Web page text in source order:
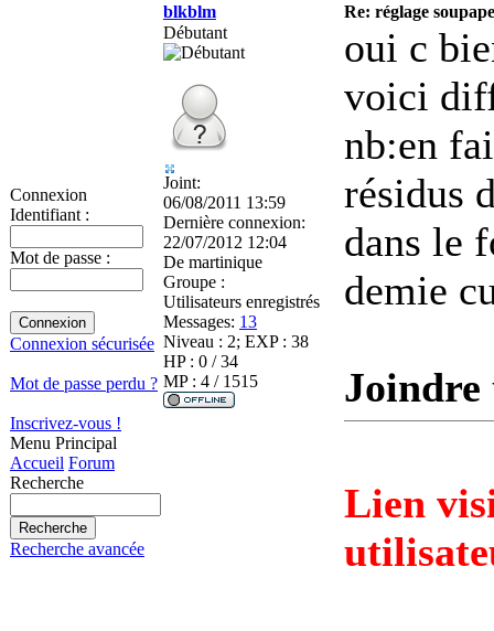
Connexion
Identifiant :
Mot de passe :
Connexion sécurisée
Mot de passe perdu ?
Inscrivez-vous !
Menu Principal
Accueil Forum
Recherche
Recherche avancée
blkblm
Re: réglage
Débutant
Joint:
06/08/2011 13:59
Dernière connexion:
22/07/2012 12:04
De martinique
Groupe :
Utilisateurs enregistrés
Messages: 13
Niveau : 2; EXP : 38
HP : 0 / 34
MP : 4 / 1515
oui c
voici
nb:en
résidus
dans le
demie
Lien